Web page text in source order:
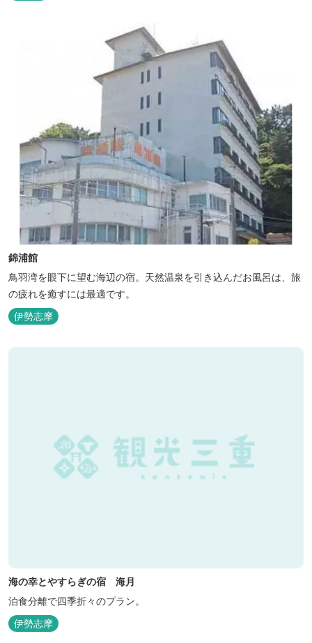
の“HACIENDA”は、スペイン語で荘園の主の館を...
錦浦館
鳥羽湾を眼下に望む海辺の宿。天然温泉を引き込んだお風呂は、旅
の疲れを癒すには最適です。
伊勢志摩
海の幸とやすらぎの宿 海月
泊食分離で四季折々のプラン。
伊勢志摩